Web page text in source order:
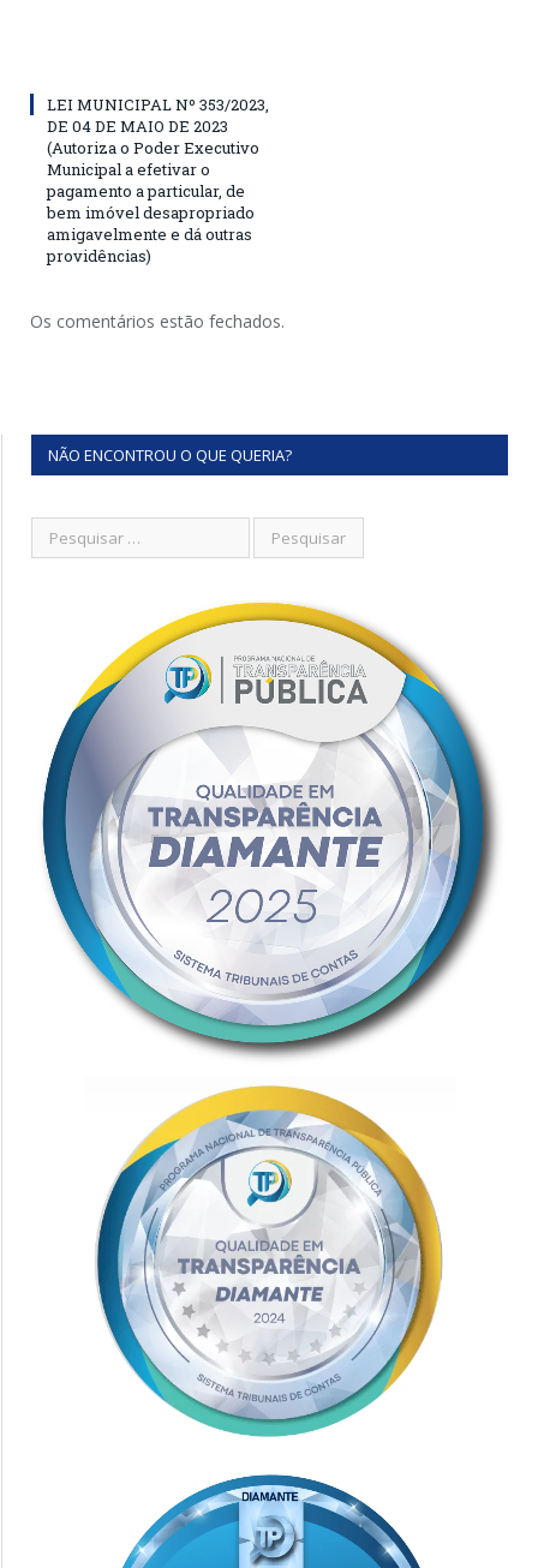
LEI MUNICIPAL Nº 353/2023,
DE 04 DE MAIO DE 2023
(Autoriza o Poder Executivo
Municipal a efetivar o
pagamento a particular, de
bem imóvel desapropriado
amigavelmente e dá outras
providências)
Os comentários estão fechados.
NÃO ENCONTROU O QUE QUERIA?